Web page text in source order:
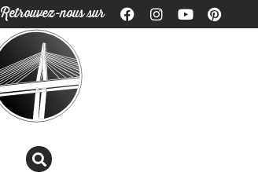
Retrouvez-nous sur